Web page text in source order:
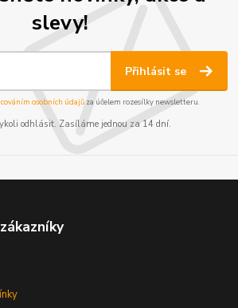
slevy!
Přihlásit se
osobních údajůza účelem rozesílky newsletteru.
odhlásit. Zasíláme jednou za 14 dní.